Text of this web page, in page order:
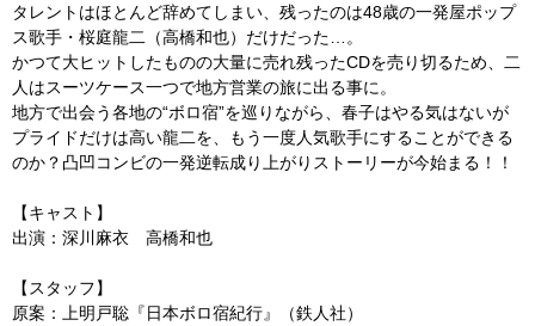
タレントはほとんど辞めてしまい、残ったのは48歳の一発屋ポップ
ス歌手・桜庭龍二（高橋和也）だけだった…。
かつて大ヒットしたものの大量に売れ残ったCDを売り切るため、二
人はスーツケース一つで地方営業の旅に出る事に。
地方で出会う各地の“ボロ宿”を巡りながら、春子はやる気はないが
プライドだけは高い龍二を、もう一度人気歌手にすることができる
のか？凸凹コンビの一発逆転成り上がりストーリーが今始まる！！
【キャスト】
出演：深川麻衣 高橋和也
【スタッフ】
原案：上明戸聡『日本ボロ宿紀行』（鉄人社）